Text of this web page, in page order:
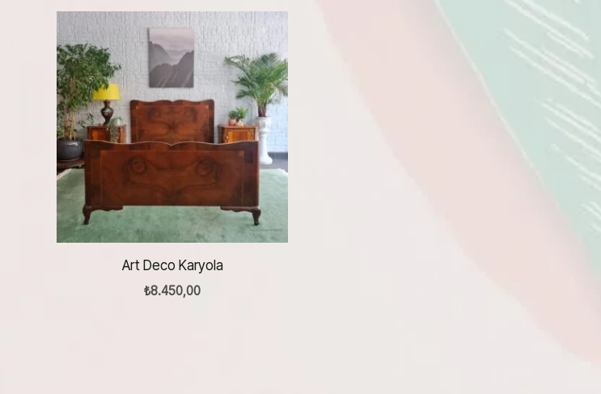
Art Deco Karyola
₺8.450,00